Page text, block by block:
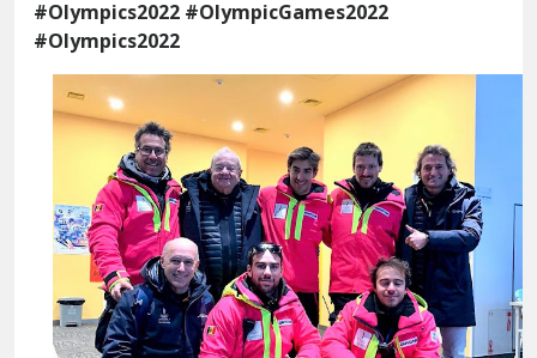
#Olympics2022 #OlympicGames2022
#Olympics2022